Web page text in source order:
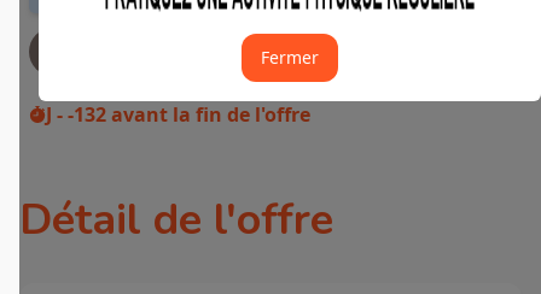
Fermer
JE DEMANDE MON REMBOURSEMENT
J - -132avant la fin de l'offre
Détail de l'offre